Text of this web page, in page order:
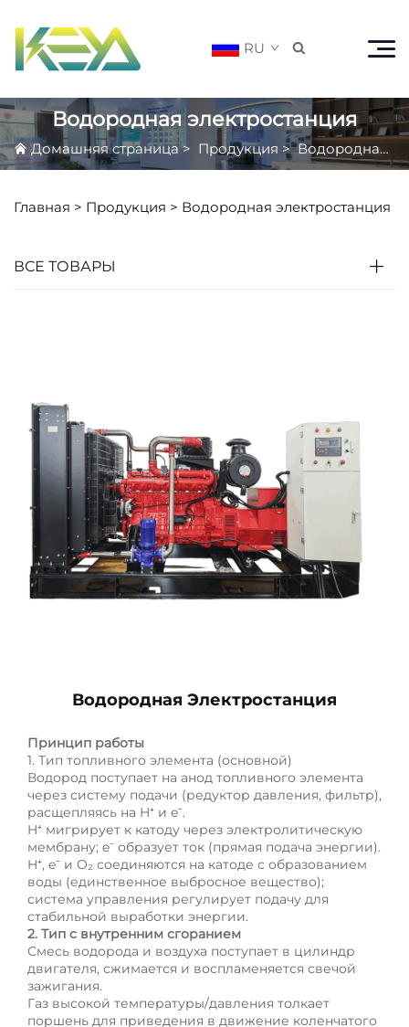
RU 
Водородная электростанция
Домашняя страница> Продукция >Водородная электростанция
Главная > Продукция > Водородная электростанция
ВСЕ ТОВАРЫ
Водородная Электростанция
Принцип работы
1. Тип топливного элемента (основной)
Водород поступает на анод топливного элемента
через систему подачи (редуктор давления, фильтр),
расщепляясь на H⁺ и e⁻.
H⁺ мигрирует к катоду через электролитическую
мембрану; e⁻ образует ток (прямая подача энергии).
H⁺, e⁻ и O₂ соединяются на катоде с образованием
воды (единственное выбросное вещество);
система управления регулирует подачу для
стабильной выработки энергии.
2. Тип с внутренним сгоранием
Смесь водорода и воздуха поступает в цилиндр
двигателя, сжимается и воспламеняется свечой
зажигания.
Газ высокой температуры/давления толкает
поршень для приведения в движение коленчатого